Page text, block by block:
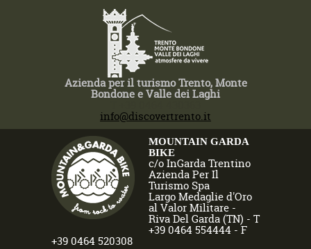
Azienda per il turismo Trento, Monte
Bondone e Valle dei Laghi
info@discovertrento.it
MOUNTAIN GARDA
BIKE
c/o InGarda Trentino
Azienda Per Il
Turismo Spa
Largo Medaglie d'Oro
al Valor Militare -
Riva Del Garda (TN) - T
+39 0464 554444 - F
+39 0464 520308